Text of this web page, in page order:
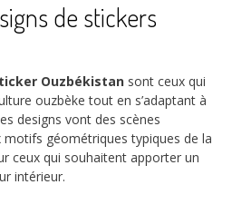
de stickers
Ouzbékistan sont ceux qui
ouzbèke tout en s’adaptant à
designs vont des scènes
géométriques typiques de la
ceux qui souhaitent apporter un
intérieur.